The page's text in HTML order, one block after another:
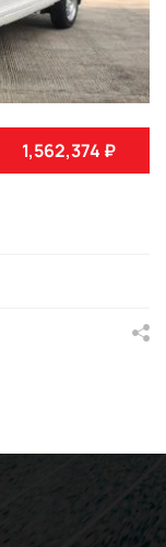
1,562,374 ₽